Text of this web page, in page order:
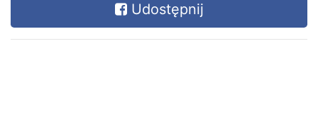
Udostępnij